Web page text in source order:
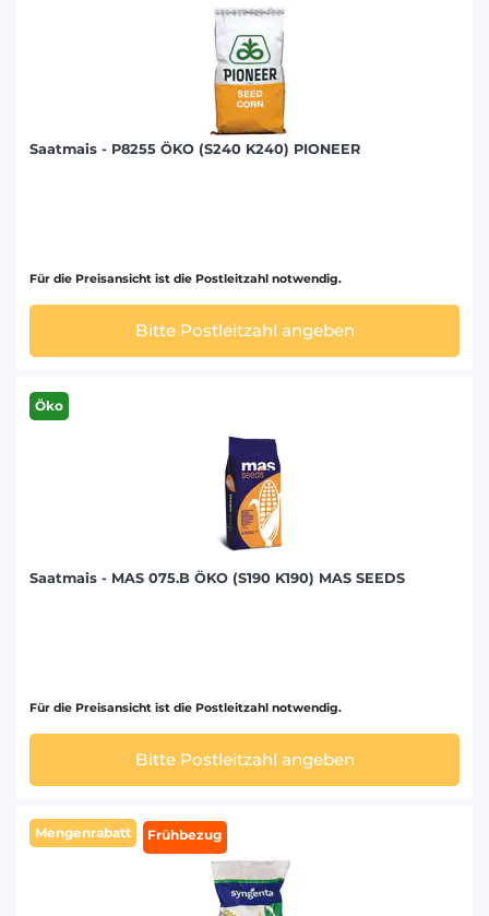
Saatmais - P8255 ÖKO (S240 K240) PIONEER
Für die Preisansicht ist die Postleitzahl notwendig.
Bitte Postleitzahl angeben
Öko
Saatmais - MAS 075.B ÖKO (S190 K190) MAS SEEDS
Für die Preisansicht ist die Postleitzahl notwendig.
Bitte Postleitzahl angeben
Mengenrabatt Frühbezug